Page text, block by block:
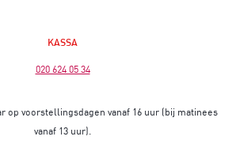
KASSA
020 624 05 34
op voorstellingsdagen vanaf 16 uur (bij matinees
vanaf 13 uur).